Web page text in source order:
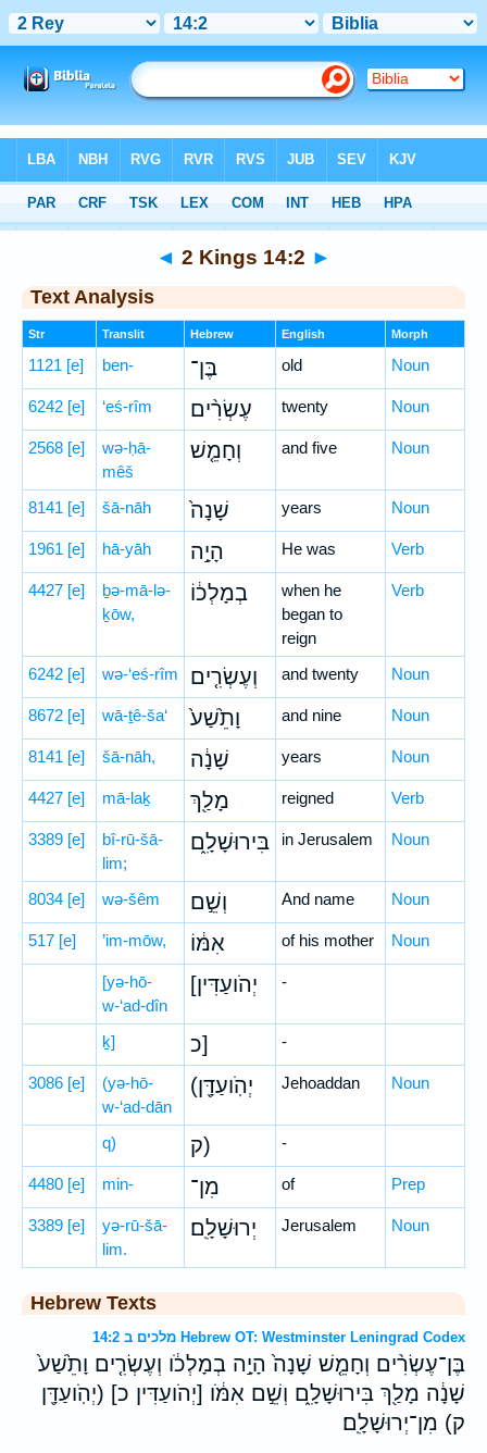
Hebrew> 2 Kings 14:2
◄ 2 Kings 14:2 ►
Text Analysis
Str Translit Hebrew English Morph
1121 [e] ben- בֶּן־ old Noun
6242 [e] ‘eś-rîm עֶשְׂרִ֨ים twenty Noun
2568 [e]
wə-ḥā-
mêš
וְחָמֵ֤שׁ and five Noun
8141 [e] šā-nāh שָׁנָה֙ years Noun
1961 [e] hā-yāh הָיָ֣ה He was Verb
4427 [e]
ḇə-mā-lə-
ḵōw,
בְמָלְכ֔וֹ
when he
began to
reign
Verb
6242 [e] wə-‘eś-rîm וְעֶשְׂרִ֤ים and twenty Noun
8672 [e] wā-ṯê-ša‘ וָתֵ֙שַׁע֙ and nine Noun
8141 [e] šā-nāh, שָׁנָ֔ה years Noun
4427 [e] mā-laḵ מָלַ֖ךְ reigned Verb
3389 [e]
bî-rū-šā-
lim;
בִּירוּשָׁלִָ֑ם in Jerusalem Noun
8034 [e] wə-šêm וְשֵׁ֣ם And name Noun
517 [e] ’im-mōw, אִמּ֔וֹ of his mother Noun
[yə-hō-
w-‘ad-dîn
[יְהֹועַדִּין -
ḵ] כ] -
3086 [e]
(yə-hō-
w-‘ad-dān
(יְהֹֽועַדָּ֖ן Jehoaddan Noun
q) ק) -
4480 [e] min- מִן־ of Prep
3389 [e]
yə-rū-šā-
lim.
יְרוּשָׁלִָֽם׃ Jerusalem Noun
Hebrew Texts
מלכים ב 14:2 Hebrew OT: Westminster Leningrad Codex
בֶּן־עֶשְׂרִ֨ים וְחָמֵ֤שׁ שָׁנָה֙ הָיָ֣ה בְמָלְכֹ֔ו וְעֶשְׂרִ֤ים וָתֵ֙שַׁע֙
שָׁנָ֔ה מָלַ֖ךְ בִּירוּשָׁלִָ֑ם וְשֵׁ֣ם אִמֹּ֔ו [יְהֹועַדִּין כ] (יְהֹֽועַדָּ֖ן
ק) מִן־יְרוּשָׁלִָֽם׃